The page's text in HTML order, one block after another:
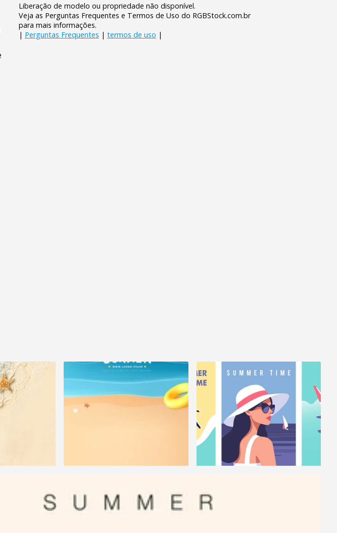
Liberação de modelo ou propriedade não disponível.
Veja as Perguntas Frequentes e Termos de Uso do RGBStock.com.br
para mais informações.
| Perguntas Frequentes | termos de uso |